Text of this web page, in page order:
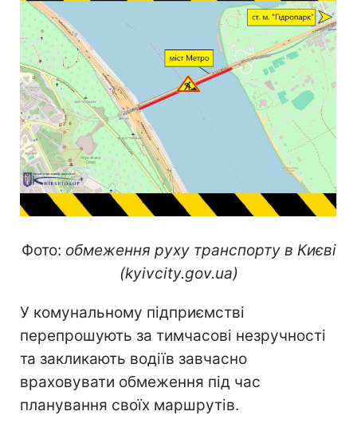
Фото: обмеження руху транспорту в Києві
(kyivcity.gov.ua)
У комунальному підприємстві
перепрошують за тимчасові незручності
та закликають водіїв завчасно
враховувати обмеження під час
планування своїх маршрутів.